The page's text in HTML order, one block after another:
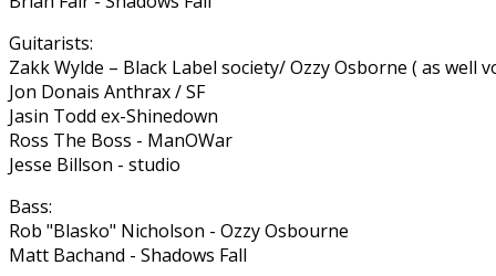
Guitarists:
Zakk Wylde – Black Label society/ Ozzy Osborne ( as well
Jon Donais Anthrax / SF
Jasin Todd ex-Shinedown
Ross The Boss - ManOWar
Jesse Billson - studio
Bass:
Rob "Blasko" Nicholson - Ozzy Osbourne
Matt Bachand - Shadows Fall